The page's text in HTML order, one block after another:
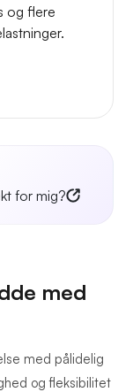
og flere
for mig?
med
med pålidelig
og fleksibilitet